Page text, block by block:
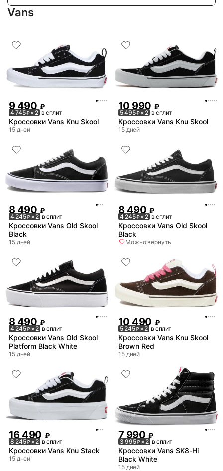
Vans
9 490 ₽
4 745₽× 2 в сплит
Кроссовки Vans Knu Skool
15 дней
10 990 ₽
5 495₽× 2 в сплит
Кроссовки Vans Knu Skool
15 дней
8 490 ₽
4 245₽× 2 в сплит
Кроссовки Vans Old Skool
Black
15 дней
8 490 ₽
4 245₽× 2 в сплит
Кроссовки Vans Old Skool
Black
Можно вернуть
8 490 ₽
4 245₽× 2 в сплит
Кроссовки Vans Old Skool
Platform Black White
15 дней
10 490 ₽
5 245₽× 2 в сплит
Кроссовки Vans Knu Skool
Brown Red
15 дней
16 490 ₽
8 245₽× 2 в сплит
Кроссовки Vans Knu Stack
15 дней
7 990 ₽
3 995₽× 2 в сплит
Кроссовки Vans SK8-Hi
Black White
15 дней